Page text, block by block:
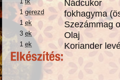
Nádcukor
1gerezd fokhagyma
1ek Szezámmag
3ek Olaj
1ek Koriander